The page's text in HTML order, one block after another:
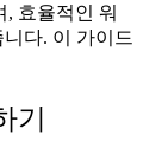
, 효율적인 워
다. 이 가이드
기